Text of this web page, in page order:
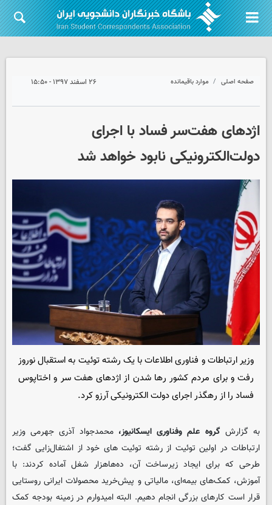
صفحه اصلی موارد باقیمانده ۲۶ اسفند ۱۳۹۷ - ۱۵:۵۰
اژدهای هفت‌سر فساد با اجرای
دولت‌الکترونیکی نابود خواهد شد
وزیر ارتباطات و فناوری اطلاعات با یک رشته توئیت به استقبال نوروز
رفت و برای مردم کشور رها شدن از اژدهای هفت سر و اختاپوس
فساد را از رهگذر اجرای دولت الکترونیکی آرزو کرد.
به گزارش گروه علم وفناوری ایسکانیوز،محمدجواد آذری جهرمی وزیر
ارتباطات در اولین توئیت از رشته توئیت های خود از اشتغال‌زایی گفت؛
طرحی که برای ایجاد زیرساخت آن، ده‌هاهزار شغل آماده کردند: با
آموزش، کمک‌های بیمه‌ای‌، مالیاتی و پیش‌خرید محصولات ایرانی روستایی
قرار است کارهای بزرگی انجام دهیم. البته امیدوارم در زمینه بودجه کمک